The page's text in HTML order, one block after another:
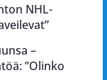
NHL-
–
”Olinko